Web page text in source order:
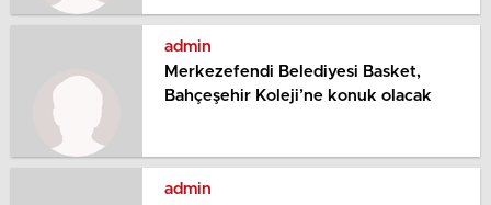
admin
Merkezefendi Belediyesi Basket,
Bahçeşehir Koleji’ne konuk olacak
admin